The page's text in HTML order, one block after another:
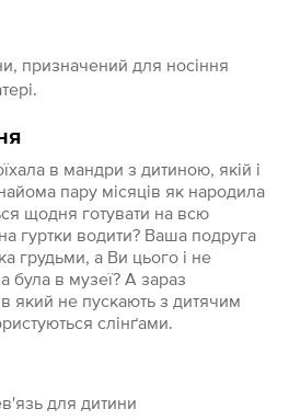
призначений для носіння
в мандри з дитиною, якій і
пару місяців як народила
щодня готувати на всю
гуртки водити? Ваша подруга
грудьми, а Ви цього і не
була в музеї? А зараз
який не пускають з дитячим
слінґами.
для дитини